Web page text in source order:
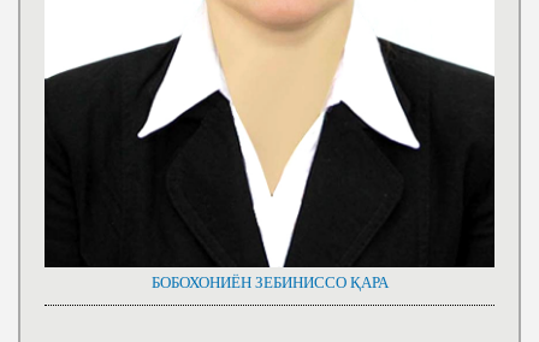
БОБОХОНИЁН ЗЕБИНИССО ҚАРА